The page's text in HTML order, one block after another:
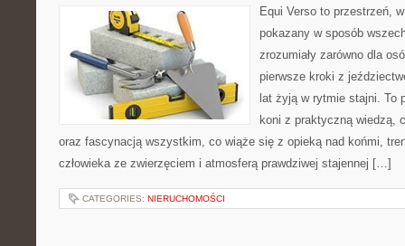
Equi Verso to przestrzeń,
pokazany w sposób
zrozumiały zarówno dla
pierwsze kroki z
lat żyją w rytmie stajni. To
koni z praktyczną wiedzą,
oraz fascynacją wszystkim, co wiąże się z opieką nad końmi,
człowieka ze zwierzęciem i atmosferą prawdziwej stajennej […]
CATEGORIES: NIERUCHOMOŚCI